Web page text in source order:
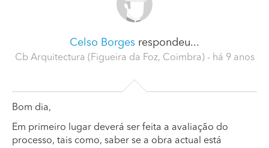
Celso Borges respondeu...
Cb Arquitectura (Figueira da Foz, Coimbra) - há 9 anos
Bom dia,
Em primeiro lugar deverá ser feita a avaliação do
processo, tais como, saber se a obra actual está